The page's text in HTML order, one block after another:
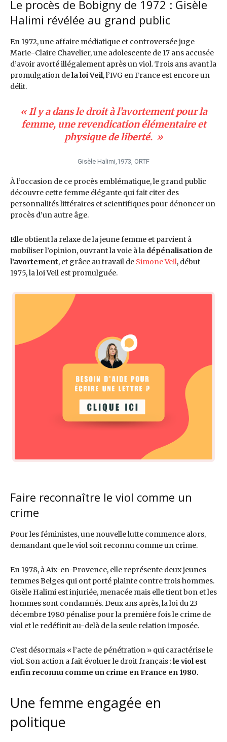
Le procès de Bobigny de 1972 : Gisèle
Halimi révélée au grand public
En 1972, une affaire médiatique et controversée juge
Marie-Claire Chavelier, une adolescente de 17 ans accusée
d’avoir avorté illégalement après un viol. Trois ans avant la
promulgation dela loi Veil, l’IVG en France est encore un
délit.
«Il y a dans le droit à l’avortement pour la
femme, une revendication élémentaire et
physique de liberté. »
Gisèle Halimi,1973, ORTF
À l’occasion de ce procès emblématique, le grand public
découvre cette femme élégante qui fait citer des
personnalités littéraires et scientifiques pour dénoncer un
procès d’un autre âge.
Elle obtient la relaxe de la jeune femme et parvient à
mobiliser l’opinion, ouvrant la voie à la dépénalisation de
l’avortement, et grâce au travail de Simone Veil, début
1975, la loi Veil est promulguée.
Faire reconnaître le viol comme un
crime
Pour les féministes, une nouvelle lutte commence alors,
demandant que le viol soit reconnu comme un crime.
En 1978, à Aix-en-Provence, elle représente deux jeunes
femmes Belges qui ont porté plainte contre trois hommes.
Gisèle Halimi est injuriée, menacée mais elle tient bon et les
hommes sont condamnés. Deux ans après, la loi du 23
décembre 1980 pénalise pour la première fois le crime de
viol et le redéfinit au-delà de la seule relation imposée.
C’est désormais « l’acte de pénétration » qui caractérise le
viol. Son action a fait évoluer le droit français :le viol est
enfin reconnu comme un crime en France en 1980.
Une femme engagée en
politique